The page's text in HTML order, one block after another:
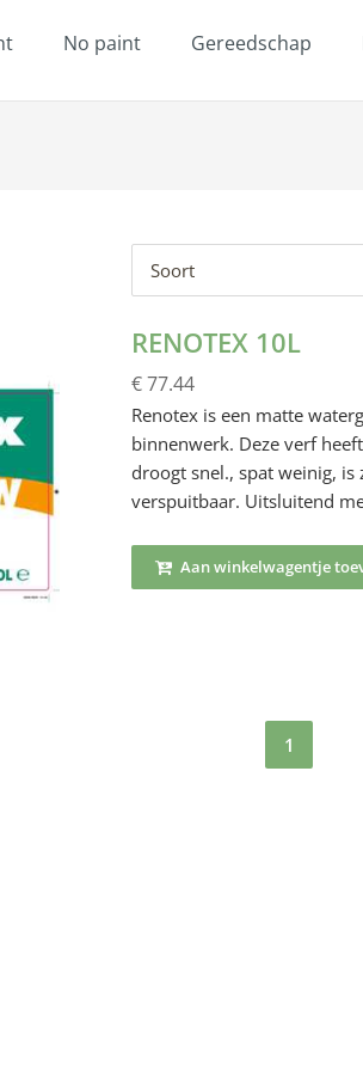
No paint Gereedschap
Soort
RENOTEX 10L
€ 77.44
Renotex is een matte
binnenwerk. Deze verf
droogt snel., spat weinig,
verspuitbaar. Uitsluitend
Aan winkelwagentje
1